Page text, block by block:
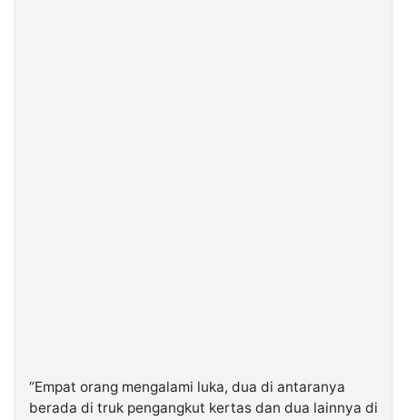
“Empat orang mengalami luka, dua di antaranya
berada di truk pengangkut kertas dan dua lainnya di